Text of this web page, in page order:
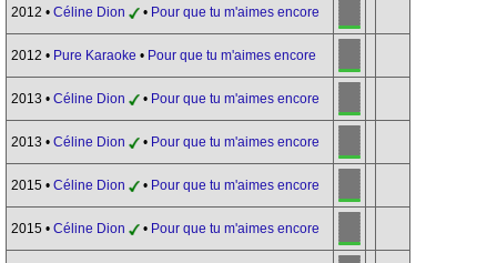
2012 • Céline Dion • Pour que tu m'aimes encore
2012 • Pure Karaoke • Pour que tu m'aimes encore
2013 • Céline Dion • Pour que tu m'aimes encore
2013 • Céline Dion • Pour que tu m'aimes encore
2015 • Céline Dion • Pour que tu m'aimes encore
2015 • Céline Dion • Pour que tu m'aimes encore